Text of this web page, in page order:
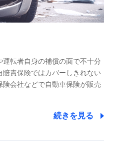
ード番号、性別、年齢、家族
、dポイント利用履歴などが
が提供する各種サービスな
供する各種サービスのご契
ネット利用時の行動に関す
用時の行動に関する情報、
名称・購入場所・決済に関
に関する情報などが含まれ
転者自身の補償の面で不十分
責保険ではカバーしきれない
会社などで自動車保険が販売
続きを見る